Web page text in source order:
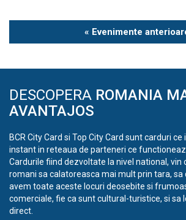
Evenimente
List
« Evenimente
DESCOPERA ROMANIA
AVANTAJOS
BCR City Card si Top City Card sunt carduri
instant in reteaua de parteneri ce
Cardurile fiind dezvoltate la nivel national, vin
romani sa calatoreasca mai mult prin tara,
avem toate aceste locuri deosebite si
comerciale, fie ca sunt cultural-turistice, si sa
direct.